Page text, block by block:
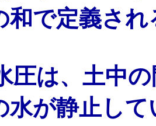
和で定義され
は、土中の
水が静止し